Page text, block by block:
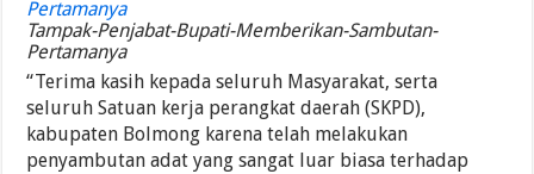
Tampak-Penjabat-Bupati-Memberikan-Sambutan-
Pertamanya
“Terima kasih kepada seluruh Masyarakat, serta
seluruh Satuan kerja perangkat daerah (SKPD),
kabupaten Bolmong karena telah melakukan
penyambutan adat yang sangat luar biasa terhadap